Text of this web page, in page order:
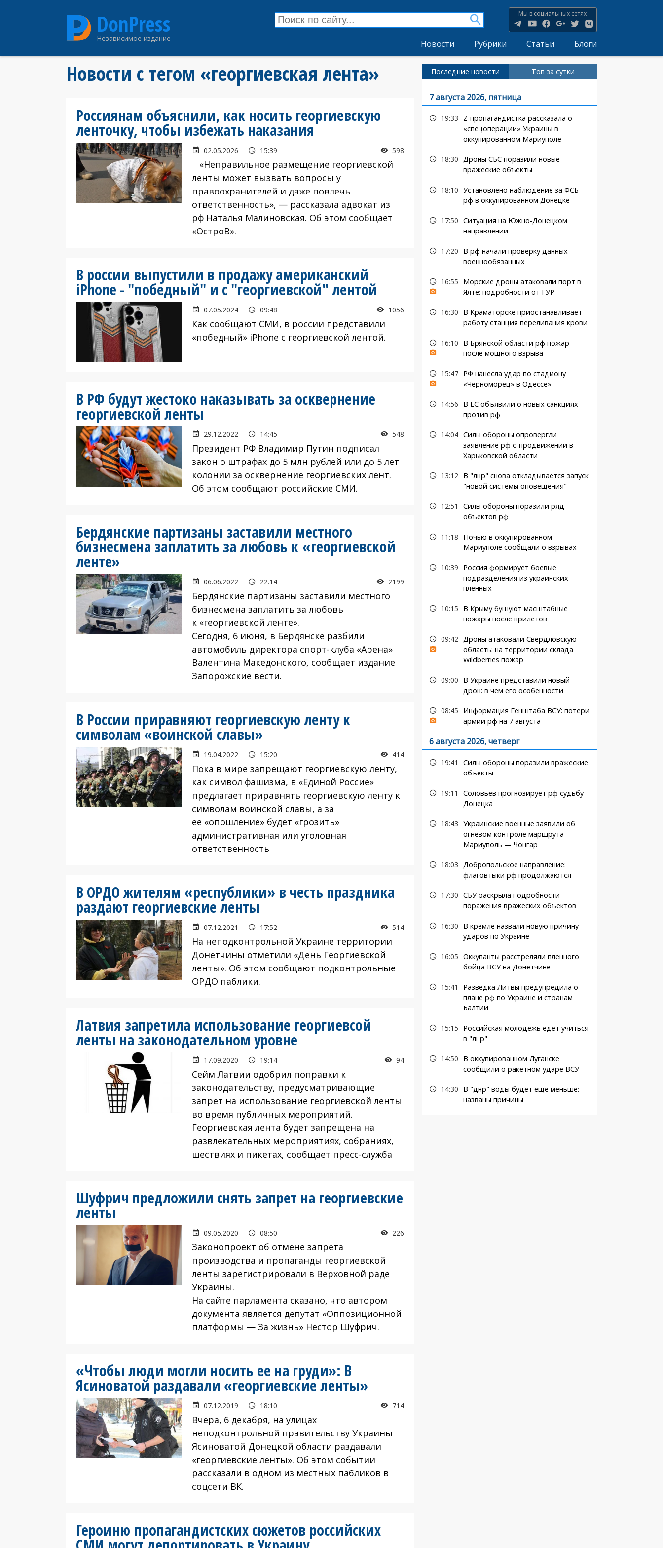
DonPress
Независимое издание
Мы в социальных сетях
Новости Рубрики Статьи Блоги
Новости с тегом «георгиевская лента»
Россиянам объяснили, как носить георгиевскую
ленточку, чтобы избежать наказания
02.05.2026 15:39 598
«Неправильное размещение георгиевской
ленты может вызвать вопросы у
правоохранителей и даже повлечь
ответственность», — рассказала адвокат из
рф Наталья Малиновская. Об этом сообщает
«ОстроВ».
В россии выпустили в продажу американский
iPhone - "победный" и с "георгиевской" лентой
07.05.2024 09:48 1056
Как сообщают СМИ, в россии представили
«победный» iPhone с георгиевской лентой.
В РФ будут жестоко наказывать за осквернение
георгиевской ленты
29.12.2022 14:45 548
Президент РФ Владимир Путин подписал
закон о штрафах до 5 млн рублей или до 5 лет
колонии за осквернение георгиевских лент.
Об этом сообщают российские СМИ.
Бердянские партизаны заставили местного
бизнесмена заплатить за любовь к «георгиевской
ленте»
06.06.2022 22:14 2199
Бердянские партизаны заставили местного
бизнесмена заплатить за любовь
к «георгиевской ленте».
Сегодня, 6 июня, в Бердянске разбили
автомобиль директора спорт-клуба «Арена»
Валентина Македонского, сообщает издание
Запорожские вести.
В России приравняют георгиевскую ленту к
символам «воинской славы»
19.04.2022 15:20 414
Пока в мире запрещают георгиевскую ленту,
как символ фашизма, в «Единой Россие»
предлагает приравнять георгиевскую ленту к
символам воинской славы, а за
ее «опошление» будет «грозить»
административная или уголовная
ответственность
В ОРДО жителям «республики» в честь праздника
раздают георгиевские ленты
07.12.2021 17:52 514
На неподконтрольной Украине территории
Донетчины отметили «День Георгиевской
ленты». Об этом сообщают подконтрольные
ОРДО паблики.
Латвия запретила использование георгиевсой
ленты на законодательном уровне
17.09.2020 19:14 94
Сейм Латвии одобрил поправки к
законодательству, предусматривающие
запрет на использование георгиевской ленты
во время публичных мероприятий.
Георгиевская лента будет запрещена на
развлекательных мероприятиях, собраниях,
шествиях и пикетах, сообщает пресс-служба
Шуфрич предложили снять запрет на георгиевские
ленты
09.05.2020 08:50 226
Законопроект об отмене запрета
производства и пропаганды георгиевской
ленты зарегистрировали в Верховной раде
Украины.
На сайте парламента сказано, что автором
документа является депутат «Оппозиционной
платформы — За жизнь» Нестор Шуфрич.
«Чтобы люди могли носить ее на груди»: В
Ясиноватой раздавали «георгиевские ленты»
07.12.2019 18:10 714
Вчера, 6 декабря, на улицах
неподконтрольной правительству Украины
Ясиноватой Донецкой области раздавали
«георгиевские ленты». Об этом событии
рассказали в одном из местных пабликов в
соцсети ВК.
Героиню пропагандистских сюжетов российских
Последние новости Топ за сутки
7 августа 2026, пятница
19:33
Z-пропагандистка рассказала о
«спецоперации» Украины в
оккупированном Мариуполе
18:30 Дроны СБС поразили новые
вражеские объекты
18:10 Установлено наблюдение за ФСБ
рф в оккупированном Донецке
17:50 Ситуация на Южно-Донецком
направлении
17:20
В рф начали проверку данных
военнообязанных
16:55
Морские дроны атаковали порт в
Ялте: подробности от ГУР
16:30
В Краматорске приостанавливает
работу станция переливания крови
16:10
В Брянской области рф пожар
после мощного взрыва
15:47
РФ нанесла удар по стадиону
«Черноморец» в Одессе»
14:56
В ЕС объявили о новых санкциях
против рф
14:04 Силы обороны опровергли
заявление рф о продвижении в
Харьковской области
13:12
В "лнр" снова откладывается запуск
"новой системы оповещения"
12:51
Силы обороны поразили ряд
объектов рф
11:18
Ночью в оккупированном
Мариуполе сообщали о взрывах
10:39
Россия формирует боевые
подразделения из украинских
пленных
10:15
В Крыму бушуют масштабные
пожары после прилетов
09:42 Дроны атаковали Свердловскую
область: на территории склада
Wildberries пожар
09:00
В Украине представили новый
дрон: в чем его особенности
08:45
Информация Генштаба ВСУ: потери
армии рф на 7 августа
6 августа 2026, четверг
19:41
Силы обороны поразили вражеские
объекты
19:11
Соловьев прогнозирует рф судьбу
Донецка
18:43 Украинские военные заявили об
огневом контроле маршрута
Мариуполь — Чонгар
18:03 Добропольское направление:
флаговтыки рф продолжаются
17:30 СБУ раскрыла подробности
поражения вражеских объектов
16:30
В кремле назвали новую причину
ударов по Украине
16:05 Оккупанты расстреляли пленного
бойца ВСУ на Донетчине
15:41
Разведка Литвы предупредила о
плане рф по Украине и странам
Балтии
15:15
Российская молодежь едет учиться
в "лнр"
14:50
В оккупированном Луганске
сообщили о ракетном ударе ВСУ
14:30
В "днр" воды будет еще меньше:
названы причины